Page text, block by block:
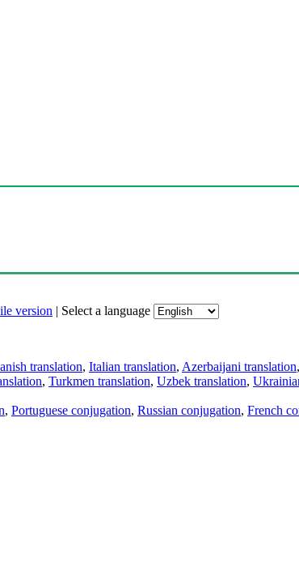
version | Select a language
translation, Italian translation, Azerbaijani translation,
, Turkmen translation, Uzbek translation,
, Portuguese conjugation, Russian conjugation, French